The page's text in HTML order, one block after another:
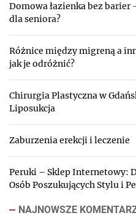
Domowa łazienka bez
dla seniora?
Różnice między migreną a
jak je odróżnić?
Chirurgia Plastyczna w
Liposukcja
Zaburzenia erekcji i leczenie
Peruki – Sklep Internetowy:
Osób Poszukujących Stylu i
NAJNOWSZE